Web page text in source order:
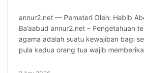
annur2.net — Pemateri Oleh: Habib
Ba’aabud annur2.net – Pengetahuan
agama adalah suatu kewajiban bagi
pula kedua orang tua wajib